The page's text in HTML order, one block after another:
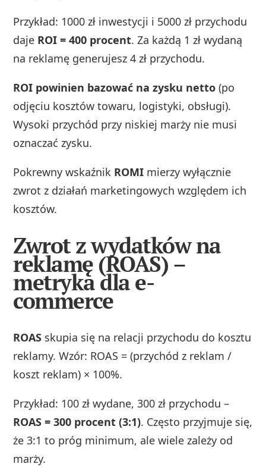
Przykład: 1000 zł inwestycji i 5000 zł przychodu
daje ROI = 400 procent. Za każdą 1 zł wydaną
na reklamę generujesz 4 zł przychodu.
ROI powinien bazować na zysku netto (po
odjęciu kosztów towaru, logistyki, obsługi).
Wysoki przychód przy niskiej marży nie musi
oznaczać zysku.
Pokrewny wskaźnik ROMI mierzy wyłącznie
zwrot z działań marketingowych względem ich
kosztów.
Zwrot z wydatków na
reklamę (ROAS) –
metryka dla e-
commerce
ROAS skupia się na relacji przychodu do kosztu
reklamy. Wzór: ROAS = (przychód z reklam /
koszt reklam) × 100%.
Przykład: 100 zł wydane, 300 zł przychodu –
ROAS = 300 procent (3:1). Często przyjmuje się,
że 3:1 to próg minimum, ale wiele zależy od
marży.